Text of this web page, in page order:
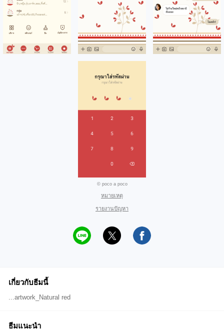
© poco a poco
หมายเหตุ
รายงานปัญหา
เกี่ยวกับธีมนี้
...artwork_Natural red
ธีมแนะนำ